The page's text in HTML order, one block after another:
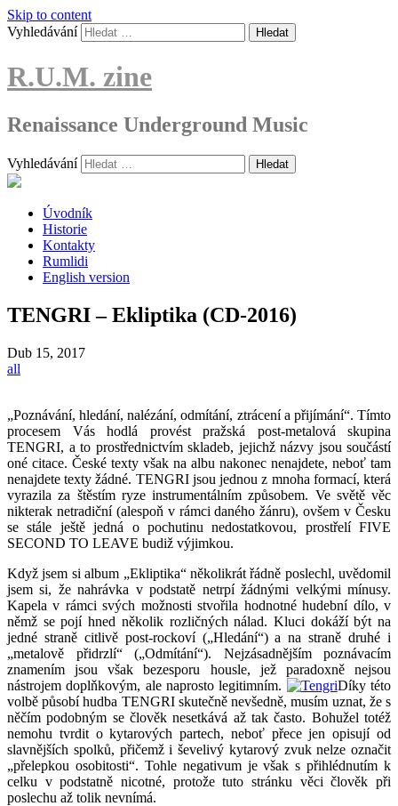
Skip to content
Vyhledávání
R.U.M. zine
Renaissance Underground Music
Vyhledávání
Úvodník
Historie
Kontakty
Rumlidi
English version
TENGRI – Ekliptika (CD-2016)
Dub 15, 2017
all
„Poznávání, hledání, nalézání, odmítání, ztrácení a přijímání“. Tímto
procesem Vás hodlá provést pražská post-metalová skupina
TENGRI, a to prostřednictvím skladeb, jejichž názvy jsou součástí
oné citace. České texty však na albu nakonec nenajdete, neboť tam
nenajdete texty žádné. TENGRI jsou jednou z mnoha formací, která
vyrazila za štěstím ryze instrumentálním způsobem. Ve světě věc
nikterak netradiční (alespoň v rámci daného žánru), ovšem v Česku
se stále ještě jedná o pochutinu nedostatkovou, prostřelí FIVE
SECOND TO LEAVE budiž výjimkou.
Když jsem si album „Ekliptika“ několikrát řádně poslechl, uvědomil
jsem si, že nahrávka v podstatě netrpí žádnými velkými mínusy.
Kapela v rámci svých možnosti stvořila hodnotné hudební dílo, v
němž se pojí hned několik rozličných nálad. Kluci dokáží být na
jedné straně citlivě post-rockoví („Hledání“) a na straně druhé i
„metalově přidrzlí“ („Odmítání“). Nejzásadnějším poznávacím
znamením jsou však bezesporu housle, jež paradoxně nejsou
nástrojem doplňkovým, ale naprosto legitimním.
Díky této
volbě působí hudba TENGRI skutečně nevšedně, musím uznat, že s
něčím podobným se člověk nesetkává až tak často. Bohužel totéž
nemohu tvrdit o kytarových partech, neboť přece jen opisují od
slavnějších spolků, přičemž i ševelivý kytarový zvuk nelze označit
„přelepkou osobitosti“. Tohle negativum je však s přihlédnutím k
celku v podstatně nicotné, protože tuto stránku věci člověk při
poslechu až tolik nevnímá.